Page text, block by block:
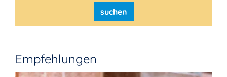
suchen
Empfehlungen